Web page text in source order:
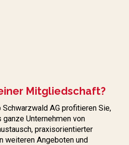
Mitgliedschaft?
AG profitieren Sie,
Unternehmen von
praxisorientierter
weiteren Angeboten und